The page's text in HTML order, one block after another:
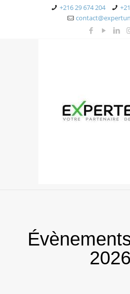
+216 29 674 204
2026